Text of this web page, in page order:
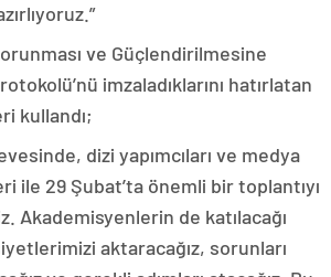
ve Güçlendirilmesine
imzaladıklarını hatırlatan
kullandı;
dizi yapımcıları ve medya
ile 29 Şubat’ta önemli bir toplantıyı
Akademisyenlerin de katılacağı
aktaracağız, sorunları